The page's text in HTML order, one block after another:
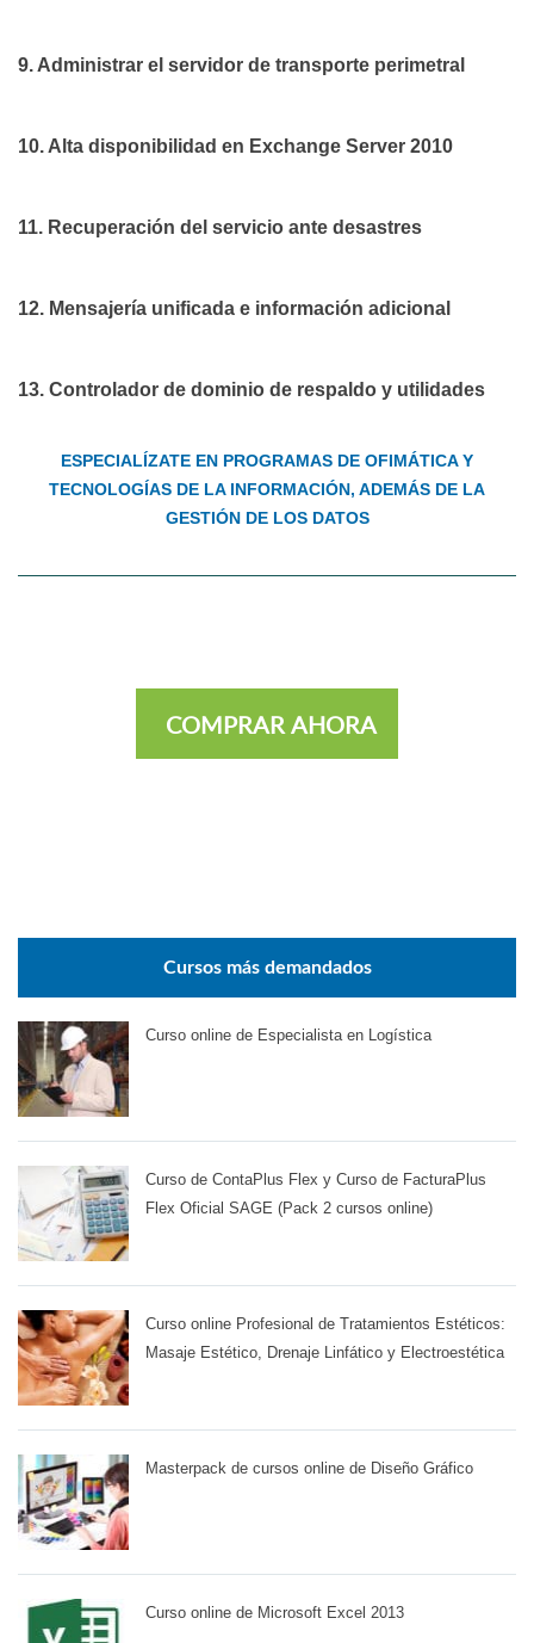
9. Administrar el servidor de transporte perimetral
10. Alta disponibilidad en Exchange Server 2010
11. Recuperación del servicio ante desastres
12. Mensajería unificada e información adicional
13. Controlador de dominio de respaldo y utilidades
ESPECIALÍZATE EN PROGRAMAS DE OFIMÁTICA Y
TECNOLOGÍAS DE LA INFORMACIÓN, ADEMÁS DE LA
GESTIÓN DE LOS DATOS
COMPRAR AHORA
Cursos más demandados
Curso online de Especialista en Logística
Curso de ContaPlus Flex y Curso de FacturaPlus
Flex Oficial SAGE (Pack 2 cursos online)
Curso online Profesional de Tratamientos Estéticos:
Masaje Estético, Drenaje Linfático y Electroestética
Masterpack de cursos online de Diseño Gráfico
Curso online de Microsoft Excel 2013